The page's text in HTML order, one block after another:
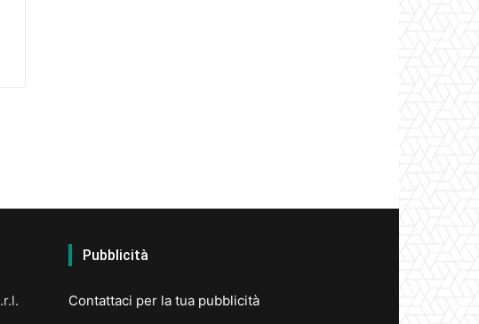
Pubblicità
Contattaci per la tua pubblicità